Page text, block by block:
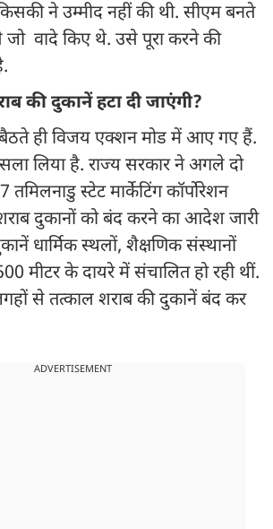
ने उम्मीद नहीं की थी. सीएम बनते
जो वादे किए थे. उसे पूरा करने की
की दुकानें हटा दी जाएंगी?
बैठते ही विजय एक्शन मोड में आए गए हैं.
लिया है. राज्य सरकार ने अगले दो
स्टेट मार्केटिंग कॉर्पोरेशन
दुकानों को बंद करने का आदेश जारी
धार्मिक स्थलों, शैक्षणिक संस्थानों
मीटर के दायरे में संचालित हो रही थीं.
से तत्काल शराब की दुकानें बंद कर
ADVERTISEMENT